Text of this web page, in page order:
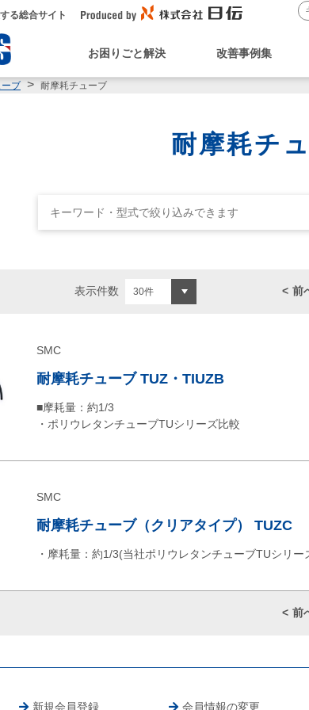
る総合サイト
お困りごと解決 改善事例集
ブ 耐摩耗チューブ
耐摩耗チ
表示件数 前
SMC
耐摩耗チューブ TUZ・TIUZB
■摩耗量：約1/3
・ポリウレタンチューブTUシリーズ比較
SMC
耐摩耗チューブ（クリアタイプ） TUZC
・摩耗量：約1/3(当社ポリウレタンチューブTUシリー
前
新規会員登録 会員情報の変更